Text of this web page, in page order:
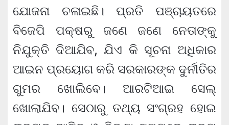
ଯୋଜନା ଚଳାଇଛି। ପ୍ରତି ପଞ୍ଚାୟତରେ
ବିଜେପି ପକ୍ଷରୁ ଜଣେ ଜଣେ ନେତାଙ୍କୁ
ନିଯୁକ୍ତି ଦିଆଯିବ, ଯିଏ କି ସୂଚନା ଅଧିକାର
ଆଇନ ପ୍ରୟୋଗ କରି ସରକାରଙ୍କ ଦୁର୍ନୀତିର
ଗୁମର ଖୋଲିବେ। ଆରଟିଆଇ ସେଲ୍
ଖୋଲାଯିବ। ସେଠାରୁ ତଥ୍ୟ ସଂଗ୍ରହ ହୋଇ